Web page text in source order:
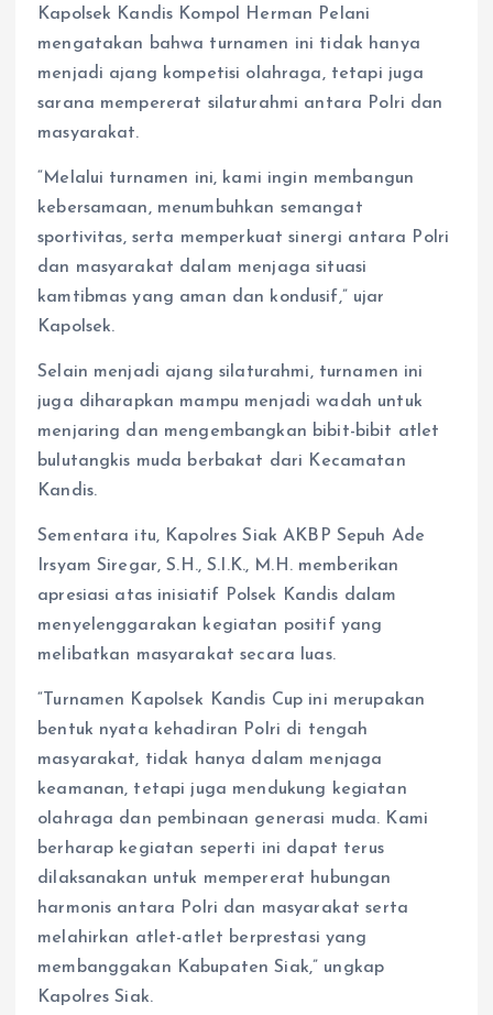
Kapolsek Kandis Kompol Herman Pelani
mengatakan bahwa turnamen ini tidak hanya
menjadi ajang kompetisi olahraga, tetapi juga
sarana mempererat silaturahmi antara Polri dan
masyarakat.
“Melalui turnamen ini, kami ingin membangun
kebersamaan, menumbuhkan semangat
sportivitas, serta memperkuat sinergi antara Polri
dan masyarakat dalam menjaga situasi
kamtibmas yang aman dan kondusif,” ujar
Kapolsek.
Selain menjadi ajang silaturahmi, turnamen ini
juga diharapkan mampu menjadi wadah untuk
menjaring dan mengembangkan bibit-bibit atlet
bulutangkis muda berbakat dari Kecamatan
Kandis.
Sementara itu, Kapolres Siak AKBP Sepuh Ade
Irsyam Siregar, S.H., S.I.K., M.H. memberikan
apresiasi atas inisiatif Polsek Kandis dalam
menyelenggarakan kegiatan positif yang
melibatkan masyarakat secara luas.
“Turnamen Kapolsek Kandis Cup ini merupakan
bentuk nyata kehadiran Polri di tengah
masyarakat, tidak hanya dalam menjaga
keamanan, tetapi juga mendukung kegiatan
olahraga dan pembinaan generasi muda. Kami
berharap kegiatan seperti ini dapat terus
dilaksanakan untuk mempererat hubungan
harmonis antara Polri dan masyarakat serta
melahirkan atlet-atlet berprestasi yang
membanggakan Kabupaten Siak,” ungkap
Kapolres Siak.